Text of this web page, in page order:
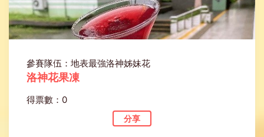
參賽隊伍：地表最強洛神姊妹花
洛神花果凍
得票數：0
分享